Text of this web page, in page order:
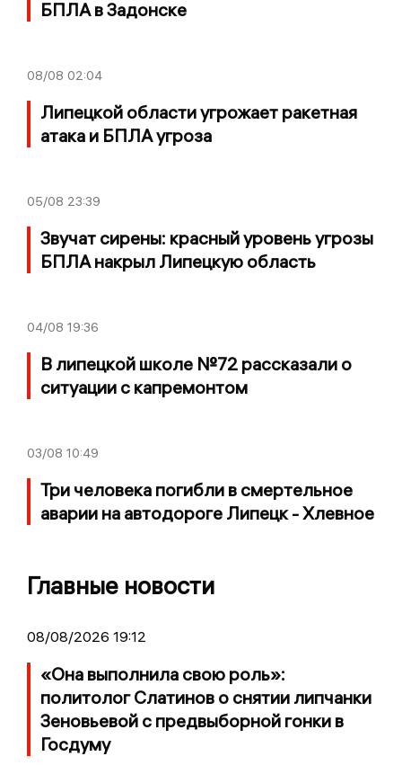
БПЛА в Задонске
08/08 02:04
Липецкой области угрожает ракетная
атака и БПЛА угроза
05/08 23:39
Звучат сирены: красный уровень угрозы
БПЛА накрыл Липецкую область
04/08 19:36
В липецкой школе №72 рассказали о
ситуации с капремонтом
03/08 10:49
Три человека погибли в смертельное
аварии на автодороге Липецк - Хлевное
Главные новости
08/08/2026 19:12
«Она выполнила свою роль»:
политолог Слатинов о снятии липчанки
Зеновьевой с предвыборной гонки в
Госдуму